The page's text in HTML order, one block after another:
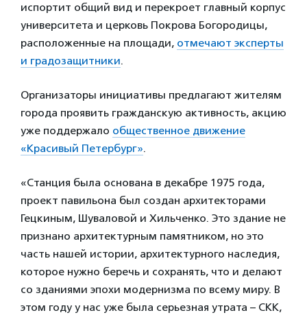
испортит общий вид и перекроет главный корпус
университета и церковь Покрова Богородицы,
расположенные на площади, отмечают эксперты
и градозащитники.
Организаторы инициативы предлагают жителям
города проявить гражданскую активность, акцию
уже поддержало общественное движение
«Красивый Петербург».
«Станция была основана в декабре 1975 года,
проект павильона был создан архитекторами
Гецкиным, Шуваловой и Хильченко. Это здание не
признано архитектурным памятником, но это
часть нашей истории, архитектурного наследия,
которое нужно беречь и сохранять, что и делают
со зданиями эпохи модернизма по всему миру. В
этом году у нас уже была серьезная утрата – СКК,